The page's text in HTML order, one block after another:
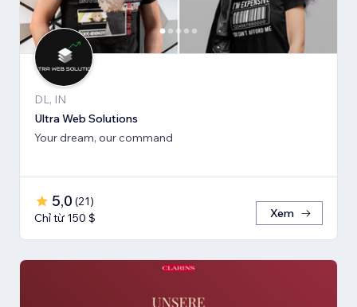
DL, IN
Ultra Web Solutions
Your dream, our command
5,0 (21)
Chỉ từ 150 $
Xem